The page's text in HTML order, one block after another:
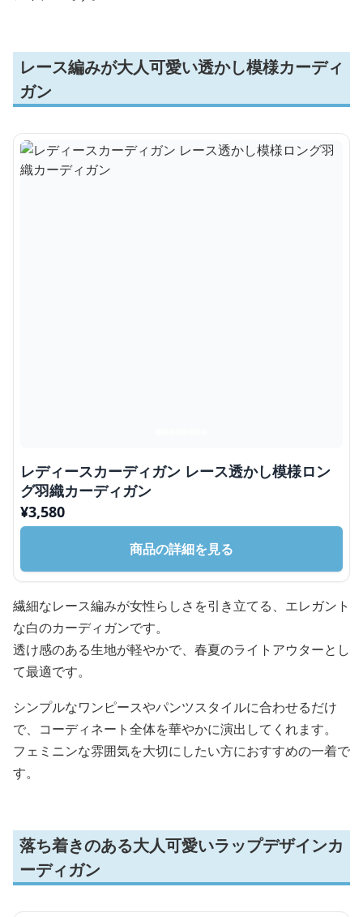
レース編みが大人可愛い透かし模様カーディ
ガン
レディースカーディガン レース透かし模様ロン
グ羽織カーディガン
¥3,580
商品の詳細を見る
繊細なレース編みが女性らしさを引き立てる、エレガント
な白のカーディガンです。
透け感のある生地が軽やかで、春夏のライトアウターとし
て最適です。
シンプルなワンピースやパンツスタイルに合わせるだけ
で、コーディネート全体を華やかに演出してくれます。
フェミニンな雰囲気を大切にしたい方におすすめの一着で
す。
落ち着きのある大人可愛いラップデザインカ
ーディガン